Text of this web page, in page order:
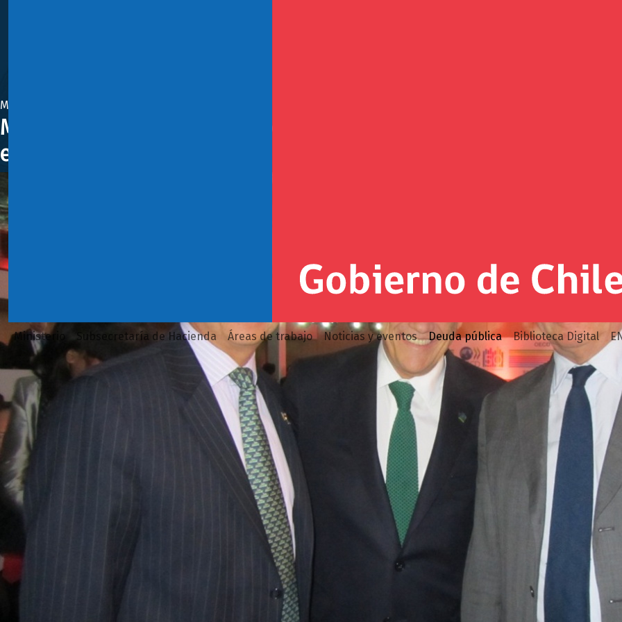
Ministerio Subsecretaría de Hacienda Áreas de trabajo Noticias y eventos Deuda pública Biblioteca Digital
Mayo 25, 2011
Ministro de Hacienda, Felipe Larraín, destaca “excelentes
en Reunión Ministerial 2011 y 50° aniversario de la OCDE